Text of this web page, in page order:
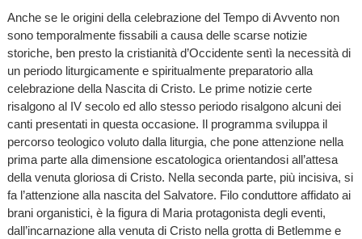
Anche se le origini della celebrazione del Tempo di Avvento non
sono temporalmente fissabili a causa delle scarse notizie
storiche, ben presto la cristianità d’Occidente sentì la necessità di
un periodo liturgicamente e spiritualmente preparatorio alla
celebrazione della Nascita di Cristo. Le prime notizie certe
risalgono al IV secolo ed allo stesso periodo risalgono alcuni dei
canti presentati in questa occasione. Il programma sviluppa il
percorso teologico voluto dalla liturgia, che pone attenzione nella
prima parte alla dimensione escatologica orientandosi all’attesa
della venuta gloriosa di Cristo. Nella seconda parte, più incisiva, si
fa l’attenzione alla nascita del Salvatore. Filo conduttore affidato ai
brani organistici, è la figura di Maria protagonista degli eventi,
dall’incarnazione alla venuta di Cristo nella grotta di Betlemme e